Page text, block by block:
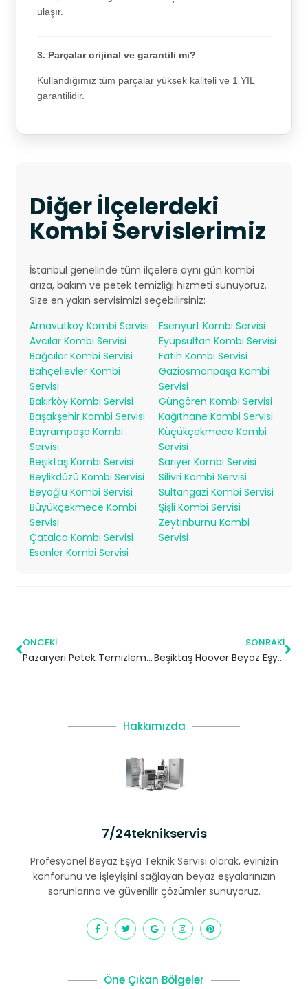
ulaşır.
3. Parçalar orijinal ve garantili mi?
Kullandığımız tüm parçalar yüksek kaliteli ve 1 YIL
garantilidir.
Diğer İlçelerdeki
Kombi Servislerimiz
İstanbul genelinde tüm ilçelere aynı gün kombi
arıza, bakım ve petek temizliği hizmeti sunuyoruz.
Size en yakın servisimizi seçebilirsiniz:
Arnavutköy Kombi Servisi
Avcılar Kombi Servisi
Bağcılar Kombi Servisi
Bahçelievler Kombi
Servisi
Bakırköy Kombi Servisi
Başakşehir Kombi Servisi
Bayrampaşa Kombi
Servisi
Beşiktaş Kombi Servisi
Beylikdüzü Kombi Servisi
Beyoğlu Kombi Servisi
Büyükçekmece Kombi
Servisi
Çatalca Kombi Servisi
Esenler Kombi Servisi
Esenyurt Kombi Servisi
Eyüpsultan Kombi Servisi
Fatih Kombi Servisi
Gaziosmanpaşa Kombi
Servisi
Güngören Kombi Servisi
Kağıthane Kombi Servisi
Küçükçekmece Kombi
Servisi
Sarıyer Kombi Servisi
Silivri Kombi Servisi
Sultangazi Kombi Servisi
Şişli Kombi Servisi
Zeytinburnu Kombi
Servisi
ÖNCEKI
Pazaryeri Petek Temizleme | Bilecik
SONRAKI
Beşiktaş Hoover Beyaz Eşya Servisi
Hakkımızda
7/24teknikservis
Profesyonel Beyaz Eşya Teknik Servisi olarak, evinizin
konforunu ve işleyişini sağlayan beyaz eşyalarınızın
sorunlarına ve güvenilir çözümler sunuyoruz.
Öne Çıkan Bölgeler